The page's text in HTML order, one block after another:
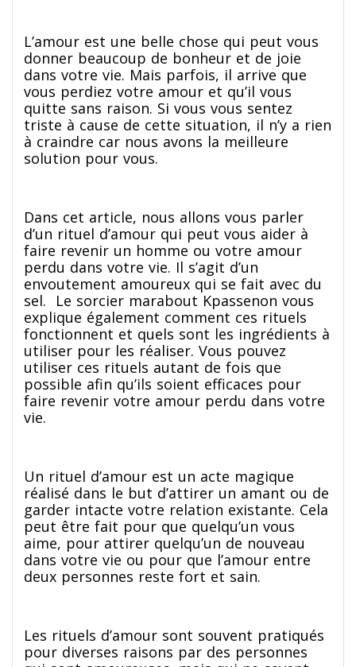
L’amour est une belle chose qui peut vous
donner beaucoup de bonheur et de joie
dans votre vie. Mais parfois, il arrive que
vous perdiez votre amour et qu’il vous
quitte sans raison. Si vous vous sentez
triste à cause de cette situation, il n’y a rien
à craindre car nous avons la meilleure
solution pour vous.
Dans cet article, nous allons vous parler
d’un rituel d’amour qui peut vous aider à
faire revenir un homme ou votre amour
perdu dans votre vie. Il s’agit d’un
envoutement amoureux qui se fait avec du
sel. Le sorcier marabout Kpassenon vous
explique également comment ces rituels
fonctionnent et quels sont les ingrédients à
utiliser pour les réaliser. Vous pouvez
utiliser ces rituels autant de fois que
possible afin qu’ils soient efficaces pour
faire revenir votre amour perdu dans votre
vie.
Un rituel d’amour est un acte magique
réalisé dans le but d’attirer un amant ou de
garder intacte votre relation existante. Cela
peut être fait pour que quelqu’un vous
aime, pour attirer quelqu’un de nouveau
dans votre vie ou pour que l’amour entre
deux personnes reste fort et sain.
Les rituels d’amour sont souvent pratiqués
pour diverses raisons par des personnes